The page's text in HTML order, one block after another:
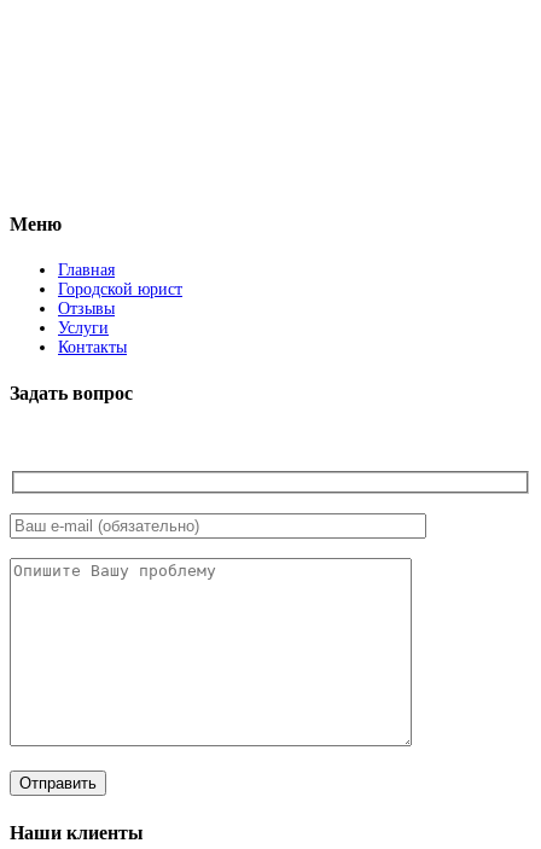
Меню
Главная
Городской юрист
Отзывы
Услуги
Контакты
Задать вопрос
Наши клиенты